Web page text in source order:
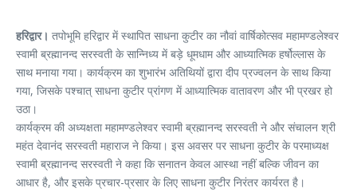
हरिद्वार। तपोभूमि हरिद्वार में स्थापित साधना कुटीर का नौवां वार्षिकोत्सव महामण्डलेश्वर
स्वामी ब्रह्मानन्द सरस्वती के सान्निध्य में बड़े धूमधाम और आध्यात्मिक हर्षोल्लास के
साथ मनाया गया। कार्यक्रम का शुभारंभ अतिथियों द्वारा दीप प्रज्वलन के साथ किया
गया, जिसके पश्चात् साधना कुटीर प्रांगण में आध्यात्मिक वातावरण और भी प्रखर हो
उठा।
कार्यक्रम की अध्यक्षता महामण्डलेश्वर स्वामी ब्रह्मानन्द सरस्वती ने और संचालन श्री
महंत देवानंद सरस्वती महाराज ने किया। इस अवसर पर साधना कुटीर के परमाध्यक्ष
स्वामी ब्रह्मानन्द सरस्वती ने कहा कि सनातन केवल आस्था नहीं बल्कि जीवन का
आधार है, और इसके प्रचार-प्रसार के लिए साधना कुटीर निरंतर कार्यरत है।